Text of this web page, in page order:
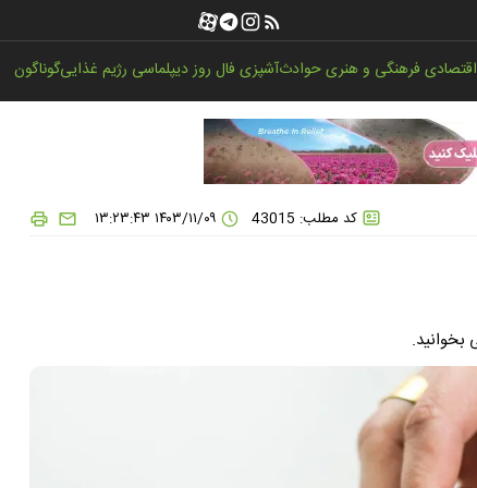
اقتصادیفرهنگی و هنریحوادثآشپزیفال روزدیپلماسی رژیم غذاییگوناگون
کد مطلب: 43015